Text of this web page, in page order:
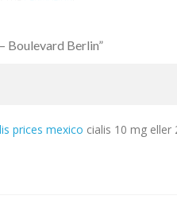
Boulevard Berlin”
prices mexico cialis 10 mg